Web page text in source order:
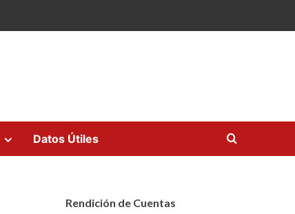
Datos Útiles
Rendición de Cuentas